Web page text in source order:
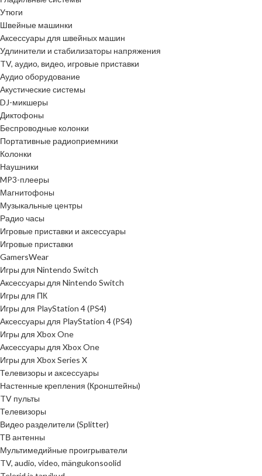
Утюги
Швейные машинки
Аксессуары для швейных машин
Удлинители и стабилизаторы напряжения
TV, аудио, видео, игровые приставки
Аудио оборудование
Акустические системы
DJ-микшеры
Диктофоны
Беспроводные колонки
Портативные радиоприемники
Колонки
Наушники
MP3-плееры
Магнитофоны
Музыкальные центры
Радио часы
Игровые приставки и аксессуары
Игровые приставки
GamersWear
Игры для Nintendo Switch
Аксессуары для Nintendo Switch
Игры для ПК
Игры для PlayStation 4 (PS4)
Аксессуары для PlayStation 4 (PS4)
Игры для Xbox One
Аксессуары для Xbox One
Игры для Xbox Series X
Телевизоры и аксессуары
Настенные крепления (Кронштейны)
TV пульты
Телевизоры
Видео разделители (Splitter)
ТВ антенны
Мультимедийные проигрыватели
TV, audio, video, mängukonsoolid